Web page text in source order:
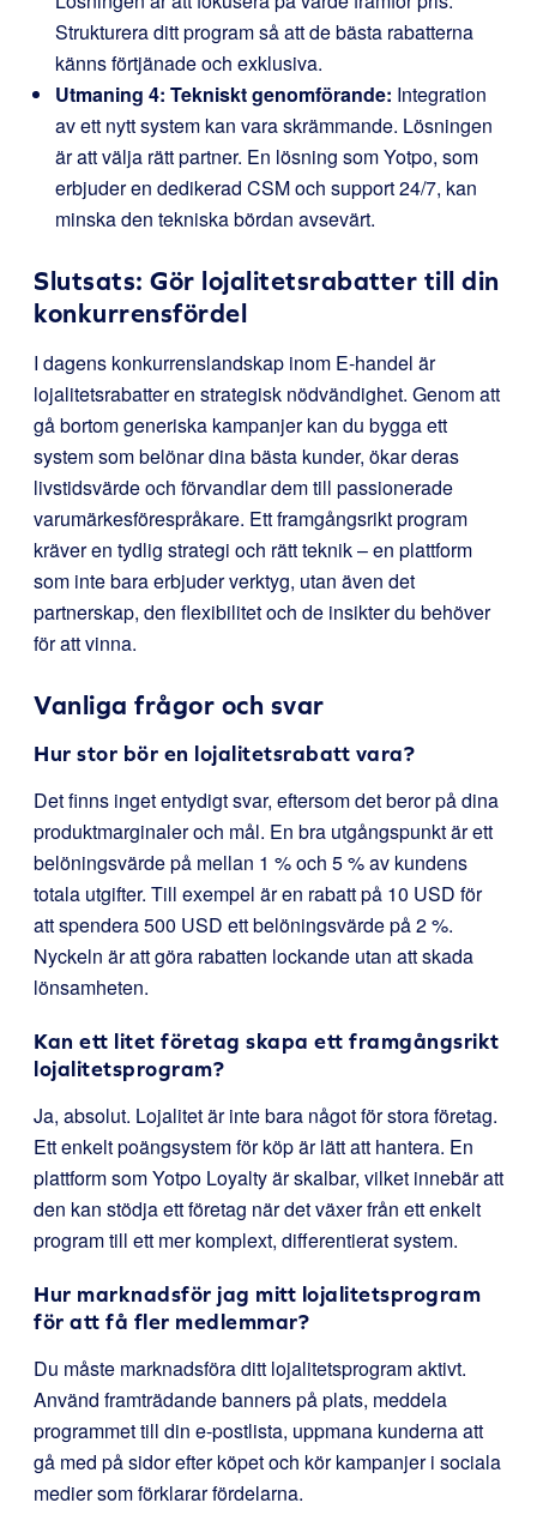
Strukturera ditt program så att de bästa rabatterna
känns förtjänade och exklusiva.
Utmaning 4: Tekniskt genomförande: Integration
av ett nytt system kan vara skrämmande. Lösningen
är att välja rätt partner. En lösning som Yotpo, som
erbjuder en dedikerad CSM och support 24/7, kan
minska den tekniska bördan avsevärt.
Slutsats: Gör lojalitetsrabatter till din
konkurrensfördel
I dagens konkurrenslandskap inom E-handel är
lojalitetsrabatter en strategisk nödvändighet. Genom att
gå bortom generiska kampanjer kan du bygga ett
system som belönar dina bästa kunder, ökar deras
livstidsvärde och förvandlar dem till passionerade
varumärkesförespråkare. Ett framgångsrikt program
kräver en tydlig strategi och rätt teknik – en plattform
som inte bara erbjuder verktyg, utan även det
partnerskap, den flexibilitet och de insikter du behöver
för att vinna.
Vanliga frågor och svar
Hur stor bör en lojalitetsrabatt vara?
Det finns inget entydigt svar, eftersom det beror på dina
produktmarginaler och mål. En bra utgångspunkt är ett
belöningsvärde på mellan 1 % och 5 % av kundens
totala utgifter. Till exempel är en rabatt på 10 USD för
att spendera 500 USD ett belöningsvärde på 2 %.
Nyckeln är att göra rabatten lockande utan att skada
lönsamheten.
Kan ett litet företag skapa ett framgångsrikt
lojalitetsprogram?
Ja, absolut. Lojalitet är inte bara något för stora företag.
Ett enkelt poängsystem för köp är lätt att hantera. En
plattform som Yotpo Loyalty är skalbar, vilket innebär att
den kan stödja ett företag när det växer från ett enkelt
program till ett mer komplext, differentierat system.
Hur marknadsför jag mitt lojalitetsprogram
för att få fler medlemmar?
Du måste marknadsföra ditt lojalitetsprogram aktivt.
Använd framträdande banners på plats, meddela
programmet till din e-postlista, uppmana kunderna att
gå med på sidor efter köpet och kör kampanjer i sociala
medier som förklarar fördelarna.